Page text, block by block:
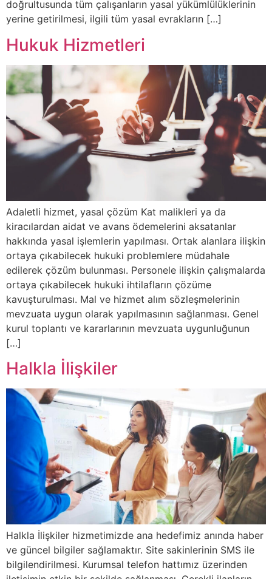
doğrultusunda tüm çalışanların yasal yükümlülüklerinin
yerine getirilmesi, ilgili tüm yasal evrakların […]
Hukuk Hizmetleri
Adaletli hizmet, yasal çözüm Kat malikleri ya da
kiracılardan aidat ve avans ödemelerini aksatanlar
hakkında yasal işlemlerin yapılması. Ortak alanlara ilişkin
ortaya çıkabilecek hukuki problemlere müdahale
edilerek çözüm bulunması. Personele ilişkin çalışmalarda
ortaya çıkabilecek hukuki ihtilafların çözüme
kavuşturulması. Mal ve hizmet alım sözleşmelerinin
mevzuata uygun olarak yapılmasının sağlanması. Genel
kurul toplantı ve kararlarının mevzuata uygunluğunun
[…]
Halkla İlişkiler
Halkla İlişkiler hizmetimizde ana hedefimiz anında haber
ve güncel bilgiler sağlamaktır. Site sakinlerinin SMS ile
bilgilendirilmesi. Kurumsal telefon hattımız üzerinden